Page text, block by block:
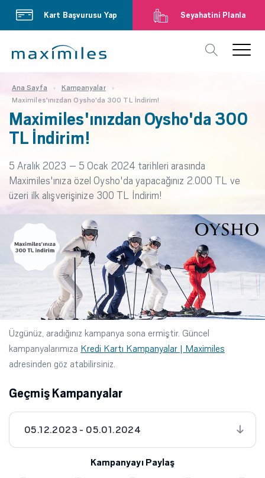
Kart Başvurusu Yap Seyahatini Planla
Ana Sayfa
Kampanyalar
Maximiles'ınızdan Oysho'da 300 TL İndirim!
Maximiles'ınızdan Oysho'da 300
TL İndirim!
5 Aralık 2023 – 5 Ocak 2024 tarihleri arasında
Maximiles'ınıza özel Oysho'da yapacağınız 2.000 TL ve
üzeri ilk alışverişinize 300 TL İndirim!
Üzgünüz, aradığınız kampanya sona ermiştir. Güncel
kampanyalarımıza Kredi Kartı Kampanyalar | Maximiles
adresinden göz atabilirsiniz.
Geçmiş Kampanyalar
05.12.2023 - 05.01.2024
Kampanyayı Paylaş